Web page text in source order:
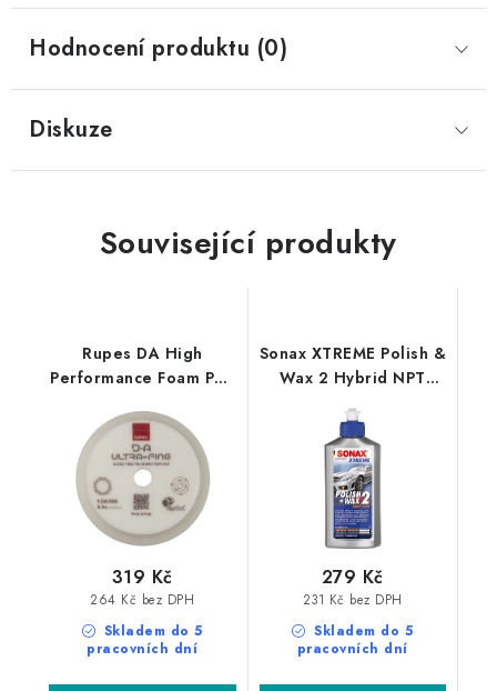
Hodnocení produktu (0)
Diskuze
Související produkty
Rupes DA High
Performance Foam Pad
leštící kotouč
Skladem do 5
pracovních dní
264 Kč bez DPH
319 Kč
Sonax XTREME Polish &
Wax 2 Hybrid NPT
250ml leštěnka s
voskem
Skladem do 5
pracovních dní
231 Kč bez DPH
279 Kč